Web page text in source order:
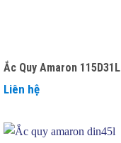
Ắc Quy Amaron 115D31L
Liên hệ